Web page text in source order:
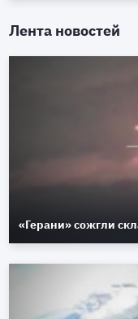
Лента новостей
«Герани» сожгли